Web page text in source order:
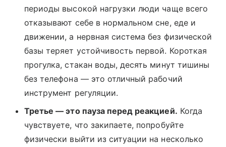
периоды высокой нагрузки люди чаще всего
отказывают себе в нормальном сне, еде и
движении, а нервная система без физической
базы теряет устойчивость первой. Короткая
прогулка, стакан воды, десять минут тишины
без телефона — это отличный рабочий
инструмент регуляции.
Третье — это пауза перед реакцией. Когда
чувствуете, что закипаете, попробуйте
физически выйти из ситуации на несколько